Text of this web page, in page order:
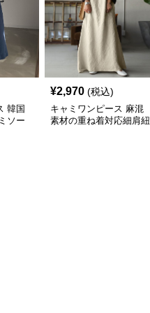
韓国
ソー
¥2,970 (税込)
キャミワンピース 麻混
素材の重ね着対応細肩紐